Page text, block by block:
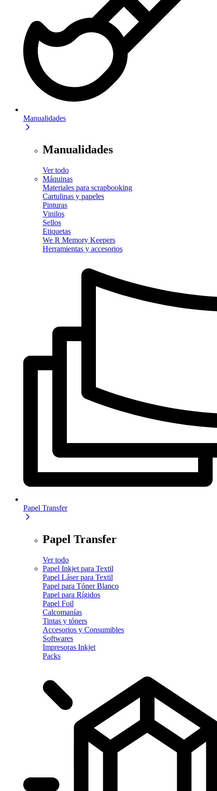
Manualidades
Manualidades
Ver todo
Máquinas
Materiales para scrapbooking
Cartulinas y papeles
Pinturas
Vinilos
Sellos
Etiquetas
We R Memory Keepers
Herramientas y accesorios
Papel Transfer
Papel Transfer
Ver todo
Papel Inkjet para Textil
Papel Láser para Textil
Papel para Tóner Blanco
Papel para Rígidos
Papel Foil
Calcomanías
Tintas y tóners
Accesorios y Consumibles
Softwares
Impresoras Inkjet
Packs